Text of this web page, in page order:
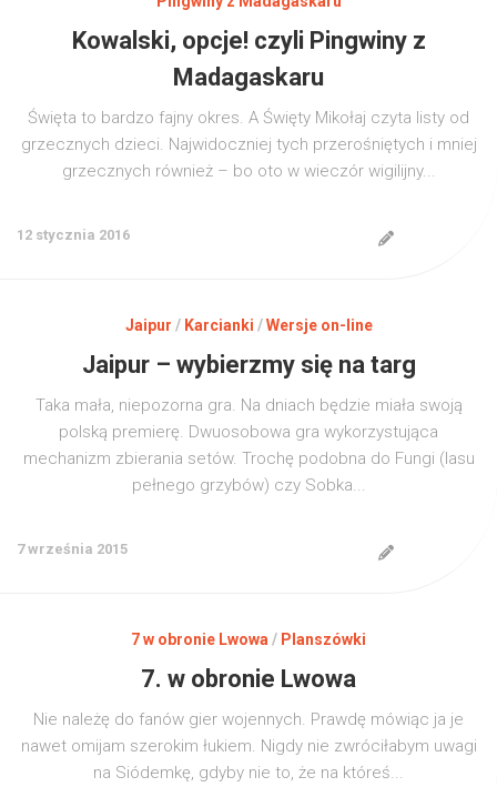
Kowalski, opcje! czyli Pingwiny z
Madagaskaru
Święta to bardzo fajny okres. A Święty Mikołaj czyta listy od
grzecznych dzieci. Najwidoczniej tych przerośniętych i mniej
grzecznych również – bo oto w wieczór wigilijny...
12 stycznia 2016
Jaipur / Karcianki /Wersje on-line
Jaipur – wybierzmy się na targ
Taka mała, niepozorna gra. Na dniach będzie miała swoją
polską premierę. Dwuosobowa gra wykorzystująca
mechanizm zbierania setów. Trochę podobna do Fungi (lasu
pełnego grzybów) czy Sobka...
7 września 2015
7 w obronie Lwowa / Planszówki
7. w obronie Lwowa
Nie należę do fanów gier wojennych. Prawdę mówiąc ja je
nawet omijam szerokim łukiem. Nigdy nie zwróciłabym uwagi
na Siódemkę, gdyby nie to, że na któreś...